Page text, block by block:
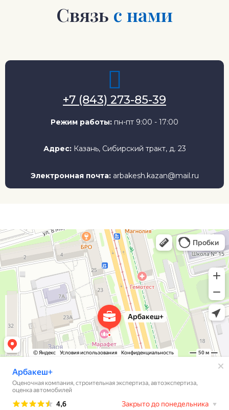
Связь с нами
+7 (843) 273-85-39
Режим работы: пн-пт 9:00 - 17:00
Адрес: Казань, Сибирский тракт, д. 23
Электронная почта: arbakesh.kazan@mail.ru